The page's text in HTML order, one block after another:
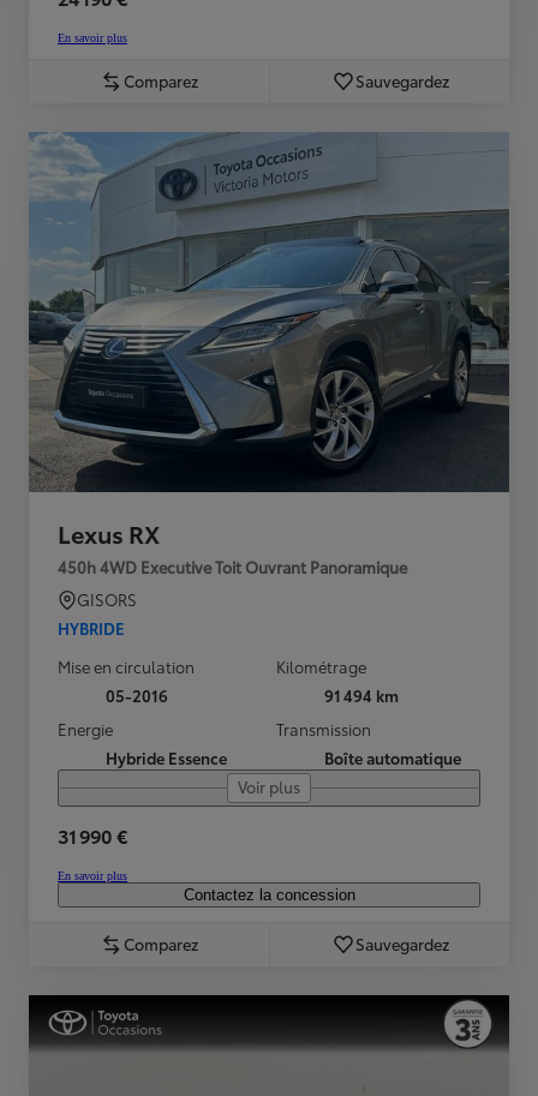
En savoir plus
Comparez Sauvegardez
Lexus RX
450h 4WD Executive Toit Ouvrant Panoramique
GISORS
HYBRIDE
Mise en circulation
05-2016
Kilométrage
91 494 km
Energie
Hybride Essence
Transmission
Boîte automatique
Voir plus
31 990 €
En savoir plus
Contactez la concession
Comparez Sauvegardez